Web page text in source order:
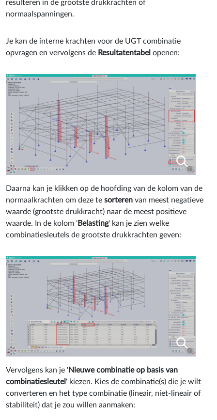
resulteren in de grootste drukkrachten of
normaalspanningen.
Je kan de interne krachten voor de UGT combinatie
opvragen en vervolgens de Resultatentabel openen:
Daarna kan je klikken op de hoofding van de kolom van de
normaalkrachten om deze te sorteren van meest negatieve
waarde (grootste drukkracht) naar de meest positieve
waarde. In de kolom 'Belasting' kan je zien welke
combinatiesleutels de grootste drukkrachten geven:
Vervolgens kan je 'Nieuwe combinatie op basis van
combinatiesleutel ' kiezen. Kies de combinatie(s) die je wilt
converteren en het type combinatie (lineair, niet-lineair of
stabiliteit) dat je zou willen aanmaken: